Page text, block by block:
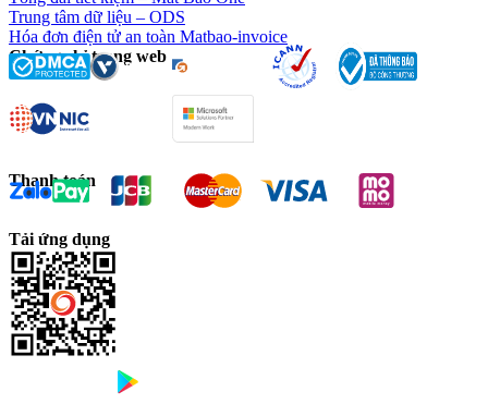
Trung tâm dữ liệu – ODS
Hóa đơn điện tử an toàn Matbao-invoice
Chứng chỉ trang web
Thanh toán
Tải ứng dụng